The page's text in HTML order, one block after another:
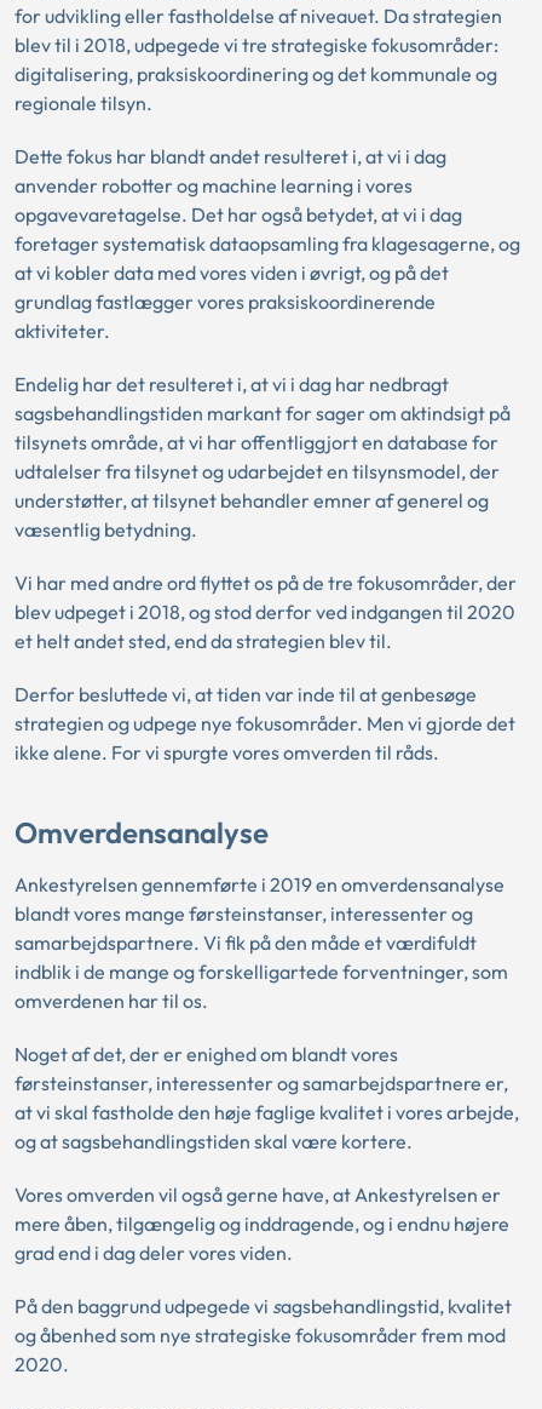
for udvikling eller fastholdelse af niveauet. Da strategien
blev til i 2018, udpegede vi tre strategiske fokusområder:
digitalisering, praksiskoordinering og det kommunale og
regionale tilsyn.
Dette fokus har blandt andet resulteret i, at vi i dag
anvender robotter og machine learning i vores
opgavevaretagelse. Det har også betydet, at vi i dag
foretager systematisk dataopsamling fra klagesagerne, og
at vi kobler data med vores viden i øvrigt, og på det
grundlag fastlægger vores praksiskoordinerende
aktiviteter.
Endelig har det resulteret i, at vi i dag har nedbragt
sagsbehandlingstiden markant for sager om aktindsigt på
tilsynets område, at vi har offentliggjort en database for
udtalelser fra tilsynet og udarbejdet en tilsynsmodel, der
understøtter, at tilsynet behandler emner af generel og
væsentlig betydning.
Vi har med andre ord flyttet os på de tre fokusområder, der
blev udpeget i 2018, og stod derfor ved indgangen til 2020
et helt andet sted, end da strategien blev til.
Derfor besluttede vi, at tiden var inde til at genbesøge
strategien og udpege nye fokusområder. Men vi gjorde det
ikke alene. For vi spurgte vores omverden til råds.
Omverdensanalyse
Ankestyrelsen gennemførte i 2019 en omverdensanalyse
blandt vores mange førsteinstanser, interessenter og
samarbejdspartnere. Vi fik på den måde et værdifuldt
indblik i de mange og forskelligartede forventninger, som
omverdenen har til os.
Noget af det, der er enighed om blandt vores
førsteinstanser, interessenter og samarbejdspartnere er,
at vi skal fastholde den høje faglige kvalitet i vores arbejde,
og at sagsbehandlingstiden skal være kortere.
Vores omverden vil også gerne have, at Ankestyrelsen er
mere åben, tilgængelig og inddragende, og i endnu højere
grad end i dag deler vores viden.
På den baggrund udpegede vi sagsbehandlingstid, kvalitet
og åbenhed som nye strategiske fokusområder frem mod
2020.